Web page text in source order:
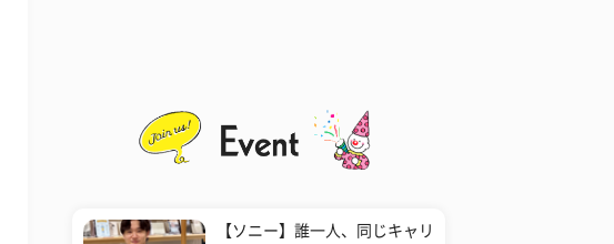
【ソニー】誰一人、同じキャリ